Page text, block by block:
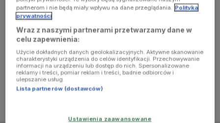
browser
console for
more
information)
partnerom i nie będą miały wpływu na dane przeglądania. Polityka
prywatności
Wraz z naszymi partnerami przetwarzamy dane w
celu zapewnienia:
Użycie dokładnych danych geolokalizacyjnych. Aktywne skanowanie
charakterystyki urządzenia do celów identyfikacji. Przechowywanie
informacji na urządzeniu lub dostęp do nich. Spersonalizowane
reklamy i treści, pomiar reklam i treści, badnie odbiorców i
ulepszanie usług.
Lista partnerów (dostawców)
Ustawienia zaawansowane